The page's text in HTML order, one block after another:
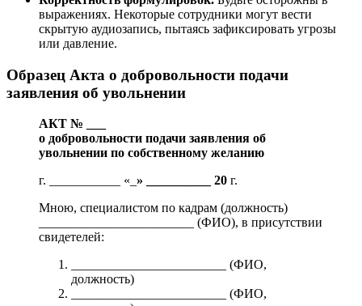
выражениях. Некоторые сотрудники могут вести
скрытую аудиозапись, пытаясь зафиксировать угрозы
или давление.
Образец Акта о добровольности подачи
заявления об увольнении
АКТ № ___
о добровольности подачи заявления об
увольнении по собственному желанию
г. ___________ «_ » __________ 20 г.
Мною, специалистом по кадрам (должность)
________________________ (ФИО), в присутствии
свидетелей:
________________________ (ФИО,
должность)
________________________ (ФИО,